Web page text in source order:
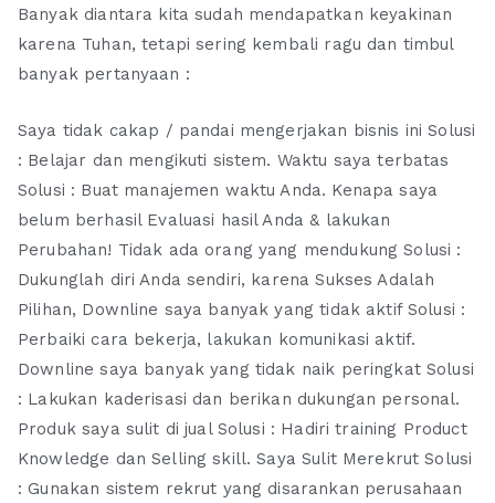
Banyak diantara kita sudah mendapatkan keyakinan
karena Tuhan, tetapi sering kembali ragu dan timbul
banyak pertanyaan :
Saya tidak cakap / pandai mengerjakan bisnis ini Solusi
: Belajar dan mengikuti sistem. Waktu saya terbatas
Solusi : Buat manajemen waktu Anda. Kenapa saya
belum berhasil Evaluasi hasil Anda & lakukan
Perubahan! Tidak ada orang yang mendukung Solusi :
Dukunglah diri Anda sendiri, karena Sukses Adalah
Pilihan, Downline saya banyak yang tidak aktif Solusi :
Perbaiki cara bekerja, lakukan komunikasi aktif.
Downline saya banyak yang tidak naik peringkat Solusi
: Lakukan kaderisasi dan berikan dukungan personal.
Produk saya sulit di jual Solusi : Hadiri training Product
Knowledge dan Selling skill. Saya Sulit Merekrut Solusi
: Gunakan sistem rekrut yang disarankan perusahaan